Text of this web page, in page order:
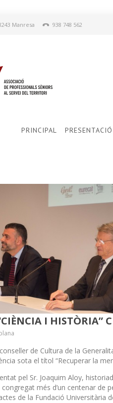
Manresa 938 748 562
PRINCIPAL PRESENTACIÓ
I HISTÒRIA”
de Cultura de la
sota el títol “Recuperar la
pel Sr. Joaquim Aloy,
més d’un centenar de
de la Fundació Universitària